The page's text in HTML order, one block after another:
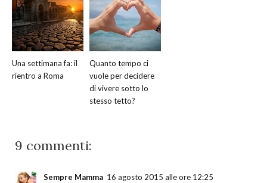
Una settimana fa: il
rientro a Roma
Quanto tempo ci
vuole per decidere
di vivere sotto lo
stesso tetto?
9 commenti:
Sempre Mamma 16 agosto 2015 alle ore 12:25